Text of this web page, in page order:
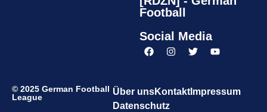
Football
Social Media
© 2025 German Football
League
Über unsKontaktImpressum
Datenschutz